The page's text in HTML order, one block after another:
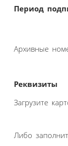
Период
Архивные
Реквизиты
Загрузите
Либо